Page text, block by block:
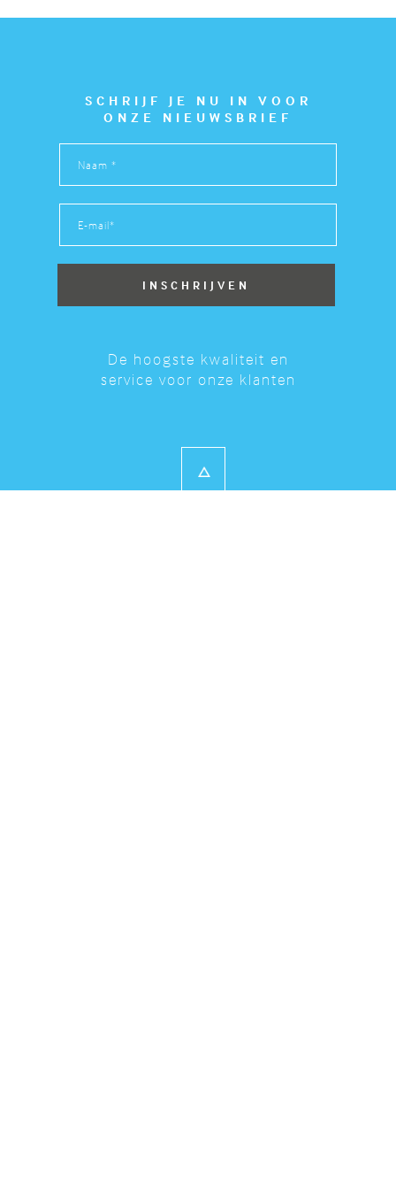
SCHRIJF JE NU IN VOOR
ONZE NIEUWSBRIEF
De hoogste kwaliteit en
service voor onze klanten